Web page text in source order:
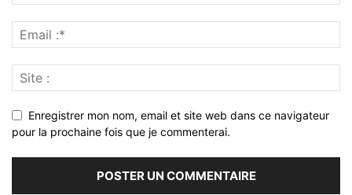
Enregistrer mon nom, email et site web dans ce navigateur
pour la prochaine fois que je commenterai.